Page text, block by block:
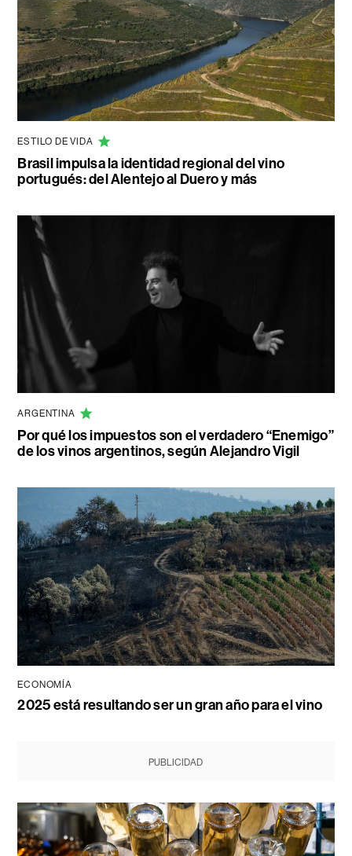
ESTILO DE VIDA
Brasil impulsa la identidad regional del vino
portugués: del Alentejo al Duero y más
ARGENTINA
Por qué los impuestos son el verdadero “Enemigo”
de los vinos argentinos, según Alejandro Vigil
ECONOMÍA
2025 está resultando ser un gran año para el vino
PUBLICIDAD